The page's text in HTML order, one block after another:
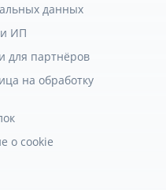
данных
ИП
для партнёров
на обработку
о cookie